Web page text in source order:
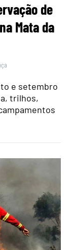
de
Mata da
e setembro
trilhos,